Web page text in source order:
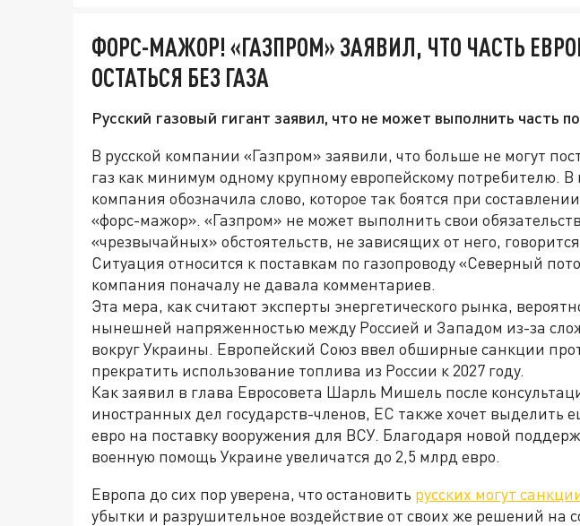
ФОРС-МАЖОР! «ГАЗПРОМ» ЗАЯВИЛ, ЧТО ЧАСТЬ
ОСТАТЬСЯ БЕЗ ГАЗА
Русский газовый гигант заявил, что не может выполнить часть
В русской компании «Газпром» заявили, что больше не могут
газ как минимум одному крупному европейскому потребителю. В
компания обозначила слово, которое так боятся при
«форс-мажор». «Газпром» не может выполнить свои
«чрезвычайных» обстоятельств, не зависящих от него,
Ситуация относится к поставкам по газопроводу «Северный
компания поначалу не давала комментариев.
Эта мера, как считают эксперты энергетического рынка,
нынешней напряженностью между Россией и Западом из-за
вокруг Украины. Европейский Союз ввел обширные санкции
прекратить использование топлива из России к 2027 году.
Как заявил в глава Евросовета Шарль Мишель после
иностранных дел государств-членов, ЕС также хочет выделить
евро на поставку вооружения для ВСУ. Благодаря новой
военную помощь Украине увеличатся до 2,5 млрд евро.
Европа до сих пор уверена, что остановить русских могут
убытки и разрушительное воздействие от своих же решений на